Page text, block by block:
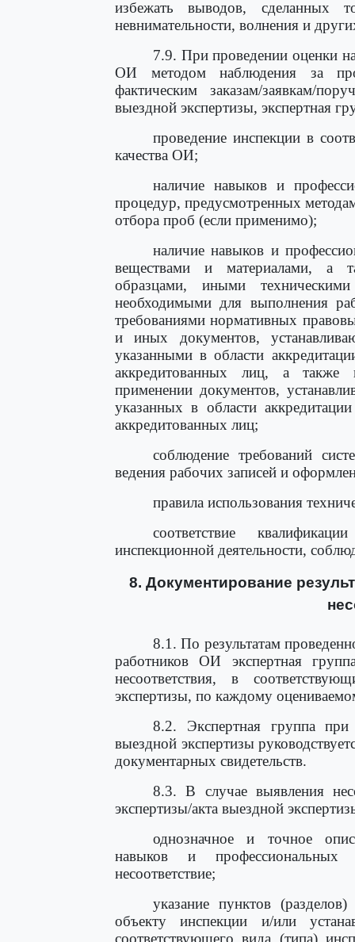
избежать выводов, сделанных
невнимательности, волнения и
7.9. При проведении оценки
ОИ методом наблюдения за
фактическим заказам/заявкам/
выездной экспертизы, экспертная
проведение инспекции в
качества ОИ;
наличие навыков и
процедур, предусмотренных
отбора проб (если применимо);
наличие навыков и
веществами и материалами, а
образцами, иными
необходимыми для выполнения
требованиями нормативных
и иных документов,
указанными в области
аккредитованных лиц, а также
применении документов,
указанных в области
аккредитованных лиц;
соблюдение требований
ведения рабочих записей и
правила использования
соответствие
инспекционной деятельности,
8. Документирование
8.1. По результатам
работников ОИ экспертная
несоответствия, в
экспертизы, по каждому
8.2. Экспертная группа при
выездной экспертизы
документарных свидетельств.
8.3. В случае выявления
экспертизы/акта выездной
однозначное и точное
навыков и профессиональных
несоответствие;
указание пунктов
объекту инспекции и/или
соответствующего вида (типа)